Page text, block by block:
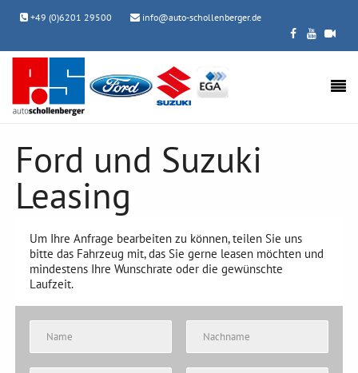
+49 (0)6201 29500 info@auto-schollenberger.de
Ford und Suzuki
Leasing
Um Ihre Anfrage bearbeiten zu können, teilen Sie uns
bitte das Fahrzeug mit, das Sie gerne leasen möchten und
mindestens Ihre Wunschrate oder die gewünschte
Laufzeit.